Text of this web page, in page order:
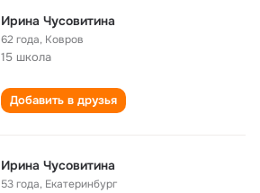
Ирина Чусовитина
62 года, Ковров
15 школа
Добавить в друзья
Ирина Чусовитина
53 года, Екатеринбург